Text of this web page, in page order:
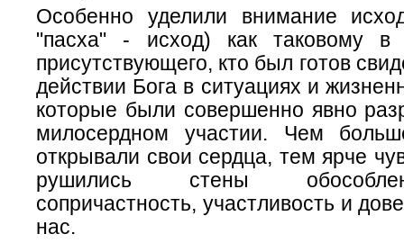
Особенно уделили внимание
"пасха" - исход) как таковому в
присутствующего, кто был готов
действии Бога в ситуациях и
которые были совершенно явно
милосердном участии. Чем
открывали свои сердца, тем ярче
рушились стены
сопричастность, участливость и
нас.